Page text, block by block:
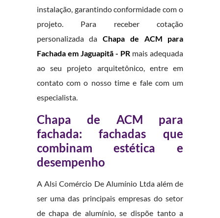
instalação, garantindo conformidade com o
projeto. Para receber cotação
personalizada daChapa de ACM para
Fachada em Jaguapitã - PR mais adequada
ao seu projeto arquitetônico, entre em
contato com o nosso time e fale com um
especialista.
Chapa de ACM para
fachada: fachadas que
combinam estética e
desempenho
A Alsi Comércio De Alumínio Ltda além de
ser uma das principais empresas do setor
de chapa de alumínio, se dispõe tanto a